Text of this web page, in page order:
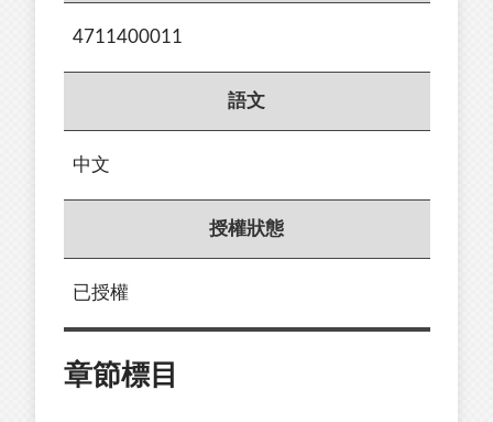
4711400011
語文
中文
授權狀態
已授權
章節標目